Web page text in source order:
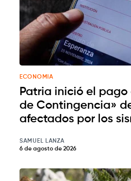
ECONOMIA
Patria inició el pago
de Contingencia»
afectados por los
SAMUEL LANZA
6 de agosto de 2026